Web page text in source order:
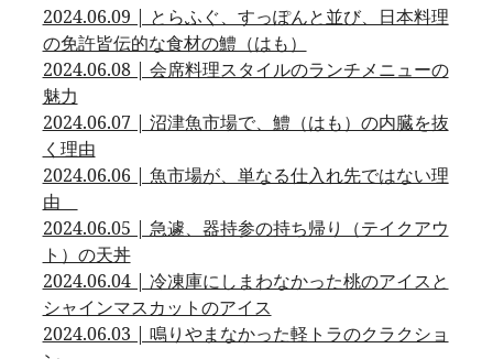
2024.06.09 | とらふぐ、すっぽんと並び、日本料理
の免許皆伝的な食材の鱧（はも）
2024.06.08 | 会席料理スタイルのランチメニューの
魅力
2024.06.07 | 沼津魚市場で、鱧（はも）の内臓を抜
く理由
2024.06.06 | 魚市場が、単なる仕入れ先ではない理
由
2024.06.05 | 急遽、器持参の持ち帰り（テイクアウ
ト）の天丼
2024.06.04 | 冷凍庫にしまわなかった桃のアイスと
シャインマスカットのアイス
2024.06.03 | 鳴りやまなかった軽トラのクラクショ